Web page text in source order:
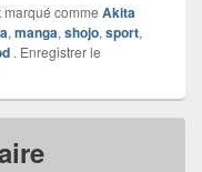
marqué comme Akita
, manga, shojo, sport,
. Enregistrer le